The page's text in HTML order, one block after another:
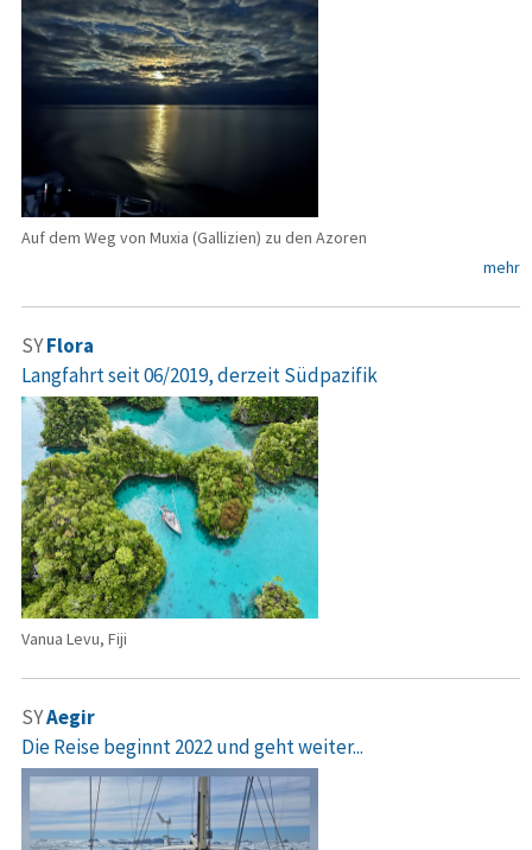
Auf dem Weg von Muxia (Gallizien) zu den Azoren
mehr
SYFlora
Langfahrt seit 06/2019, derzeit Südpazifik
Vanua Levu, Fiji
SYAegir
Die Reise beginnt 2022 und geht weiter...